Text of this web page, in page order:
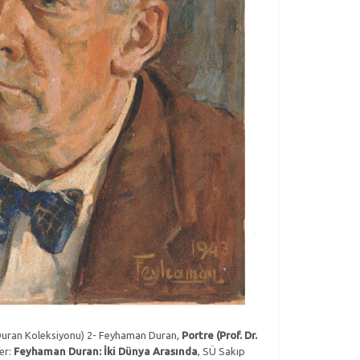
Koleksiyonu) 2- Feyhaman Duran, Portre (Prof. Dr.
Feyhaman Duran: İki Dünya Arasında, SÜ Sakıp